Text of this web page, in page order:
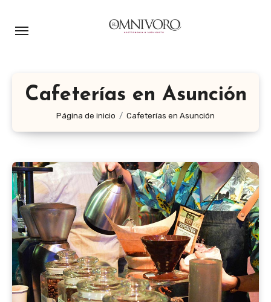
Cafeterías en Asunción
Página de inicio Cafeterías en Asunción